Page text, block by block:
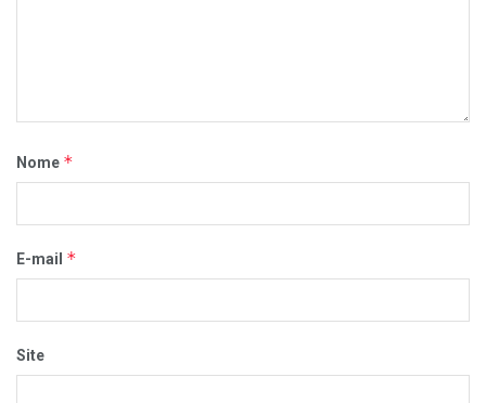
Nome *
E-mail *
Site